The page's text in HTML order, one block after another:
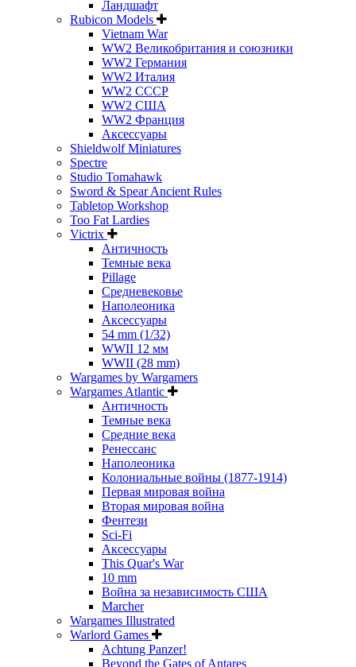
Ландшафт
Rubicon Models
Vietnam War
WW2 Великобритания и союзники
WW2 Германия
WW2 Италия
WW2 СССР
WW2 США
WW2 Франция
Аксессуары
Shieldwolf Miniatures
Spectre
Studio Tomahawk
Sword & Spear Ancient Rules
Tabletop Workshop
Too Fat Lardies
Victrix
Античность
Темные века
Pillage
Средневековье
Наполеоника
Аксессуары
54 mm (1/32)
WWII 12 мм
WWII (28 mm)
Wargames by Wargamers
Wargames Atlantic
Античность
Темные века
Средние века
Ренессанс
Наполеоника
Колониальные войны (1877-1914)
Первая мировая война
Вторая мировая война
Фентези
Sci-Fi
Аксессуары
This Quar's War
10 mm
Война за независимость США
Marcher
Wargames Illustrated
Warlord Games
Achtung Panzer!
Beyond the Gates of Antares